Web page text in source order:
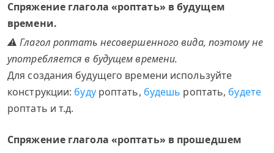
Спряжение глагола «роптать» в будущем
времени.
⚠ Глагол роптать несовершенного вида, поэтому не
употребляется в будущем времени.
Для создания будущего времени используйте
конструкции: будуроптать, будешь роптать, будете
роптать и т.д.
Спряжение глагола «роптать» в прошедшем